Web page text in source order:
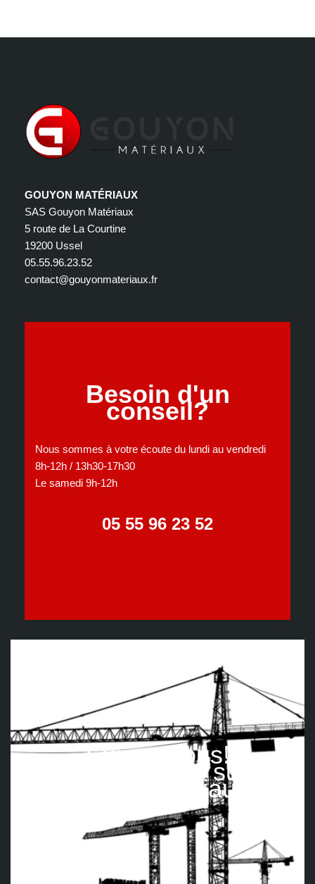
GOUYON MATÉRIAUX
SAS Gouyon Matériaux
5 route de La Courtine
19200 Ussel
05.55.96.23.52
contact@gouyonmateriaux.fr
Besoin d'un
conseil?
Nous sommes à votre écoute du lundi au vendredi
8h-12h / 13h30-17h30
Le samedi 9h-12h
05 55 96 23 52
Suivez nous!
Retrouvez-nous sur les
réseaux sociaux